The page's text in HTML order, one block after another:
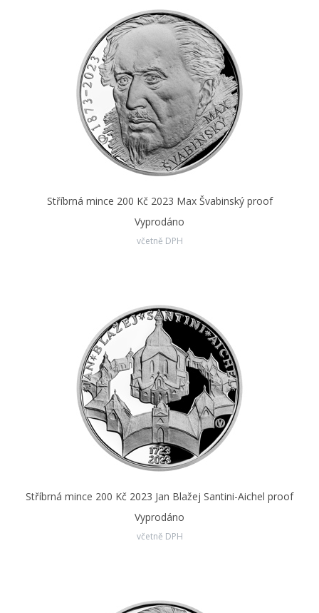
Stříbrná mince 200 Kč 2023 Max Švabinský proof
Vyprodáno
včetně DPH
Stříbrná mince 200 Kč 2023 Jan Blažej Santini-Aichel proof
Vyprodáno
včetně DPH